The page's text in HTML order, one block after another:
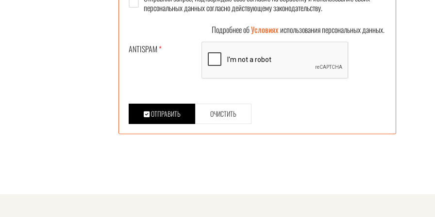
персональных данных согласно действующему законодательству.
Подробнее обУсловияхиспользования персональных данных.
ANTISPAM*
ОТПРАВИТЬ ОЧИСТИТЬ